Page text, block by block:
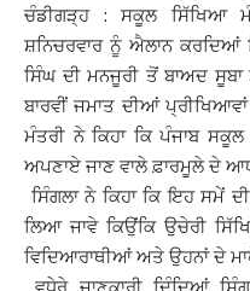
ਚੰਡੀਗੜ੍ਹ : ਸਕੂਲ ਸਿੱਖਿਆ
ਸ਼ਨਿਚਰਵਾਰ ਨੂੰ ਐਲਾਨ ਕਰਦਿਆਂ
ਸਿੰਘ ਦੀ ਮਨਜੂਰੀ ਤੋਂ ਬਾਅਦ
ਬਾਰਵੀਂ ਜਮਾਤ ਦੀਆਂ
ਮੰਤਰੀ ਨੇ ਕਿਹਾ ਕਿ ਪੰਜਾਬ
ਅਪਣਾਏ ਜਾਣ ਵਾਲੇ ਫ਼ਾਰਮੂਲੇ ਦੇ
ਸਿੰਗਲਾ ਨੇ ਕਿਹਾ ਕਿ ਇਹ ਸਮੇਂ
ਲਿਆ ਜਾਵੇ ਕਿਉਂਕਿ ਉਚੇਰੀ
ਵਿਦਿਆਰਾਥੀਆਂ ਅਤੇ ਉਹਨਾਂ ਦੇ